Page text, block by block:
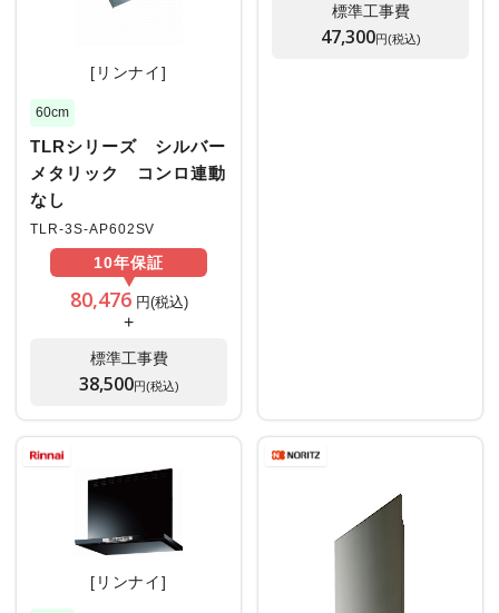
[リンナイ]
60cm
TLRシリーズ シルバー
メタリック コンロ連動
なし
TLR-3S-AP602SV
10年保証
80,476円(税込)
+
標準工事費
38,500円(税込)
標準工事費
47,300円(税込)
[リンナイ]